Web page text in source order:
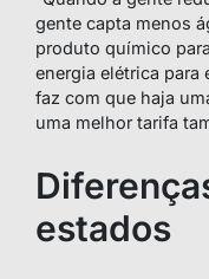
gente capta menos
produto químico
energia elétrica para
faz com que haja
uma melhor tarifa
estados